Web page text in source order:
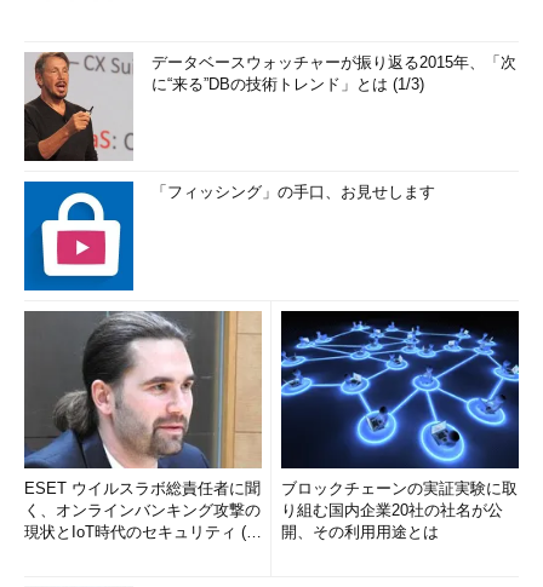
データベースウォッチャーが振り返る2015年、「次
に“来る”DBの技術トレンド」とは (1/3)
「フィッシング」の手口、お見せします
ESET ウイルスラボ総責任者に聞
く、オンラインバンキング攻撃の
現状とIoT時代のセキュリティ (1/
ブロックチェーンの実証実験に取
り組む国内企業20社の社名が公
開、その利用用途とは